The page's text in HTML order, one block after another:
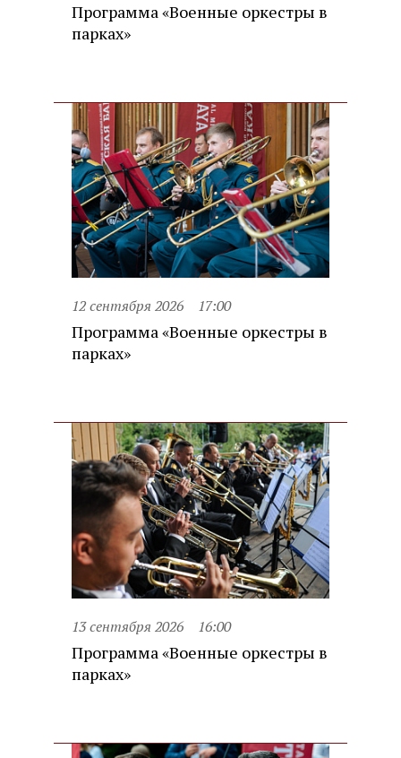
Программа «Военные оркестры в
парках»
12 сентября 2026 17:00
Программа «Военные оркестры в
парках»
13 сентября 2026 16:00
Программа «Военные оркестры в
парках»